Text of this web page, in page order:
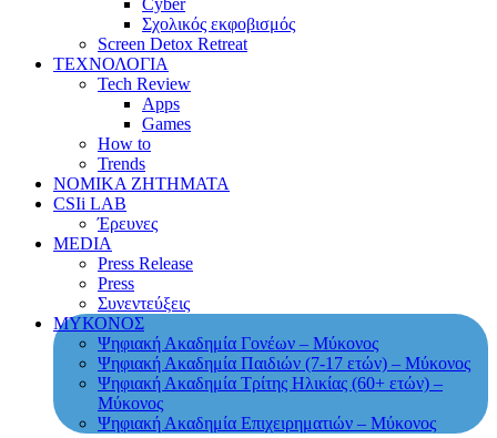
Cyber
Σχολικός εκφοβισμός
Screen Detox Retreat
ΤΕΧΝΟΛΟΓΙΑ
Tech Review
Apps
Games
How to
Trends
ΝΟΜΙΚΑ ΖΗΤΗΜΑΤΑ
CSIi LAB
Έρευνες
MEDIA
Press Release
Press
Συνεντεύξεις
ΜΥΚΟΝΟΣ
Ψηφιακή Ακαδημία Γονέων – Μύκονος
Ψηφιακή Ακαδημία Παιδιών (7-17 ετών) – Μύκονος
Ψηφιακή Ακαδημία Τρίτης Ηλικίας (60+ ετών) –
Μύκονος
Ψηφιακή Ακαδημία Επιχειρηματιών – Μύκονος